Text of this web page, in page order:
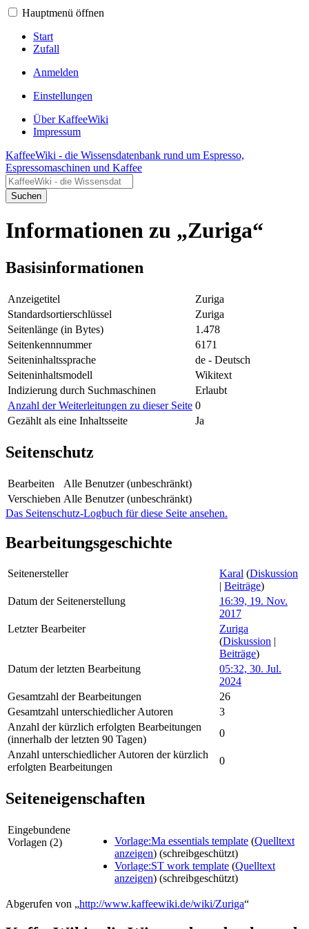
Hauptmenü öffnen
Start
Zufall
Anmelden
Einstellungen
Über KaffeeWiki
Impressum
KaffeeWiki - die Wissensdatenbank rund um Espresso,
Espressomaschinen und Kaffee
Suchen
Informationen zu „Zuriga“
Basisinformationen
Anzeigetitel
Zuriga
Standardsortierschlüssel
Zuriga
Seitenlänge (in Bytes)
1.478
Seitenkennnummer
6171
Seiteninhaltssprache
de - Deutsch
Seiteninhaltsmodell
Wikitext
Indizierung durch Suchmaschinen
Erlaubt
Anzahl der Weiterleitungen zu dieser Seite 0
Gezählt als eine Inhaltsseite
Ja
Seitenschutz
Bearbeiten
Alle Benutzer (unbeschränkt)
Verschieben Alle Benutzer (unbeschränkt)
Das Seitenschutz-Logbuch für diese Seite ansehen.
Bearbeitungsgeschichte
Seitenersteller Karal (Diskussion
| Beiträge)
Datum der Seitenerstellung
16:39, 19. Nov.
2017
Letzter Bearbeiter
Zuriga
(Diskussion |
Beiträge)
Datum der letzten Bearbeitung
05:32, 30. Jul.
2024
Gesamtzahl der Bearbeitungen
26
Gesamtzahl unterschiedlicher Autoren
3
Anzahl der kürzlich erfolgten Bearbeitungen
(innerhalb der letzten 90 Tagen)
0
Anzahl unterschiedlicher Autoren der kürzlich
erfolgten Bearbeitungen
0
Seiteneigenschaften
Eingebundene
Vorlagen (2)
Vorlage:Ma essentials template (Quelltext
anzeigen) (schreibgeschützt)
Vorlage:ST work template (Quelltext
anzeigen) (schreibgeschützt)
Abgerufen von „http://www.kaffeewiki.de/wiki/Zuriga“